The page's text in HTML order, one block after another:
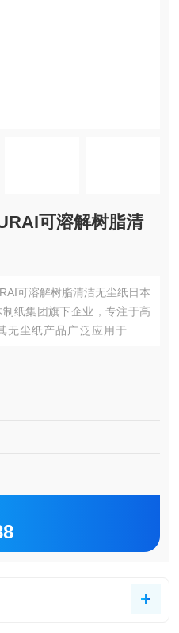
可溶解树脂清
可溶解树脂清洁无尘纸日本
纸集团旗下企业，专注于高
尘纸产品广泛应用于半导
级涂层技术，发尘量符合ISO